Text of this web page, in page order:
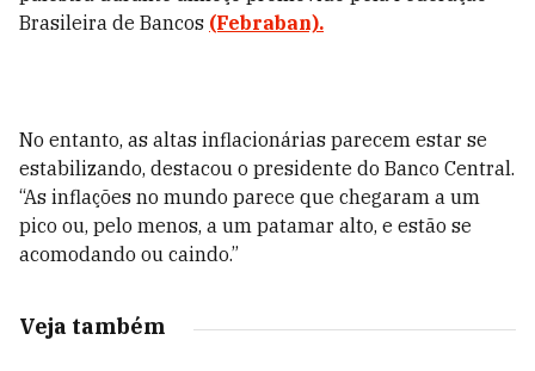
Brasileira de Bancos (Febraban).
No entanto, as altas inflacionárias parecem estar se
estabilizando, destacou o presidente do Banco Central.
“As inflações no mundo parece que chegaram a um
pico ou, pelo menos, a um patamar alto, e estão se
acomodando ou caindo.”
Veja também